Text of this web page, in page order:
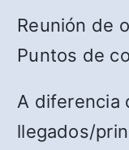
Reunión de
Puntos de
A diferencia
llegados/